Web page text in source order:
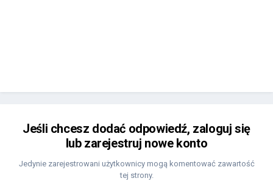
Jeśli chcesz dodać odpowiedź, zaloguj się
lub zarejestruj nowe konto
Jedynie zarejestrowani użytkownicy mogą komentować zawartość
tej strony.